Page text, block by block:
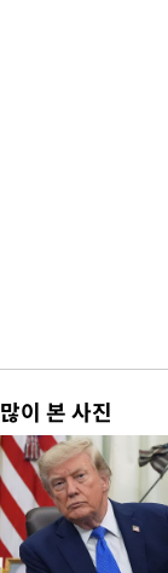
많이 본 사진